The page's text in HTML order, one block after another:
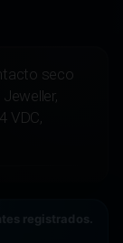
seco
VDC,